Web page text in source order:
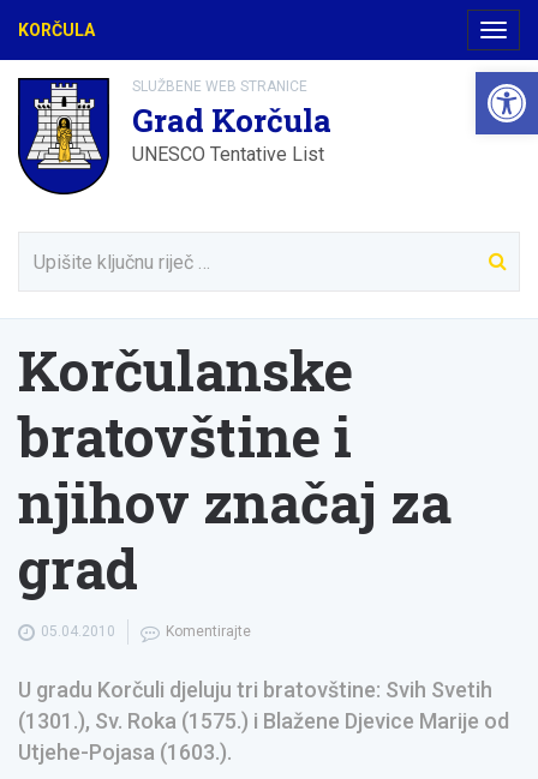
KORČULA
SLUŽBENE WEB STRANICE
Grad Korčula
UNESCO Tentative List
Korčulanske
bratovštine i
njihov značaj za
grad
05.04.2010 Komentirajte
U gradu Korčuli djeluju tri bratovštine: Svih Svetih
(1301.), Sv. Roka (1575.) i Blažene Djevice Marije od
Utjehe-Pojasa (1603.).